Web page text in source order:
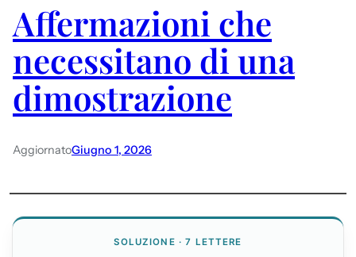
Affermazioni che
necessitano di una
dimostrazione
AggiornatoGiugno 1, 2026
SOLUZIONE · 7 LETTERE